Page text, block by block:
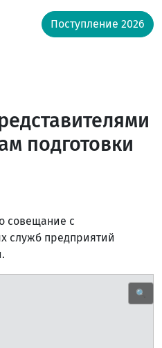
Поступление 2026
подготовки
совещание с
служб предприятий
🔍